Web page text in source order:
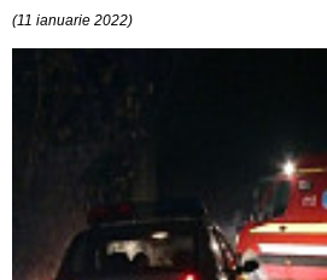
(11 ianuarie 2022)